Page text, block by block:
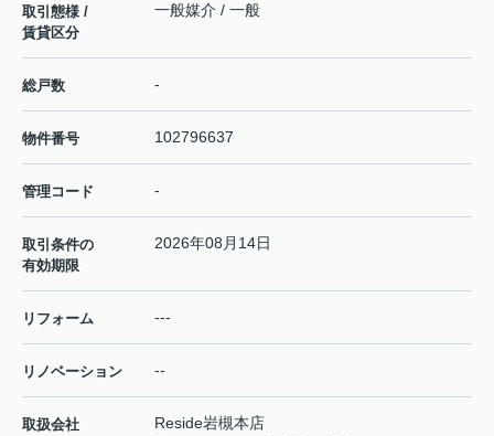
取引態様 /
賃貸区分
一般媒介 / 一般
総戸数 -
物件番号 102796637
管理コード -
取引条件の
有効期限
2026年08月14日
リフォーム ---
リノベーション --
取扱会社
Reside岩槻本店